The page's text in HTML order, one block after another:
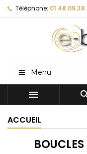
Téléphone:
Menu

ACCUEIL